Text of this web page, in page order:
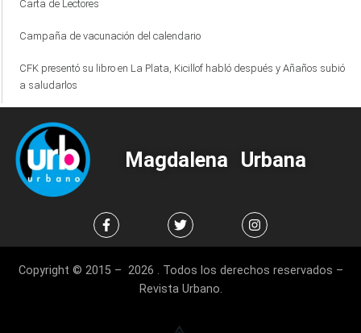
Carta de Lectores
Campaña de vacunación del calendario
CFK presentó su libro en La Plata, Kicillof habló después y Añaños subió
a saludarlos
Magdalena Urbana
Copyright © 2015 – 2026 . Todos los derechos reservados –
Revista Urbano.